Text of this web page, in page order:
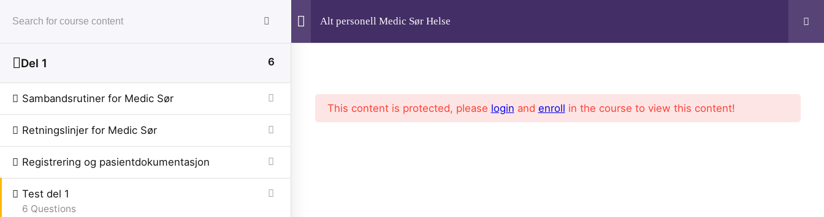
Home
Alt personell Medic Sør Helse
Del 1 6
Sambandsrutiner for Medic Sør
Retningslinjer for Medic Sør
Registrering og pasientdokumentasjon
Test del 1
6 Questions
This content is protected, please login and enroll in the course to view this content!
Kursing ansatte